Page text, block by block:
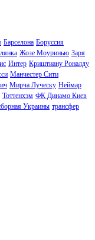
Барселона Боруссия
Жозе Моуринью Заря
Интер Криштиану Роналду
Манчестер Сити
Мирча Луческу Неймар
Тоттенхэм ФК Динамо Киев
Украины трансфер